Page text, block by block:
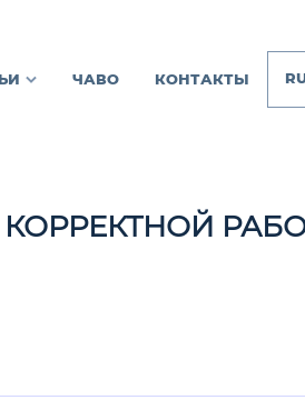
ЧАВО КОНТАКТЫ